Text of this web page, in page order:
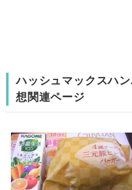
ハッシュマックスハ
想関連ページ